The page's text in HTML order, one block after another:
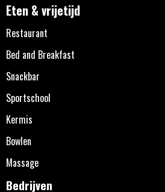
Eten & vrijetijd
Restaurant
Bed and Breakfast
Snackbar
Sportschool
Kermis
Bowlen
Massage
Bedrijven